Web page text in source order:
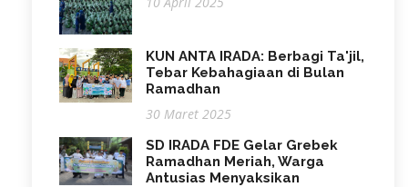
KUN ANTA IRADA: Berbagi Ta'jil,
Tebar Kebahagiaan di Bulan
Ramadhan
30 Maret 2025
SD IRADA FDE Gelar Grebek
Ramadhan Meriah, Warga
Antusias Menyaksikan